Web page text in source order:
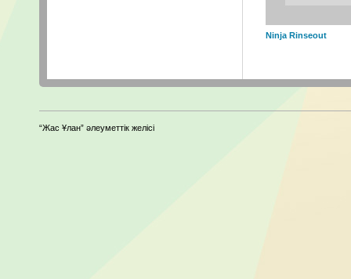
Ninja Rinseout
“Жас Ұлан” әлеуметтік желісі